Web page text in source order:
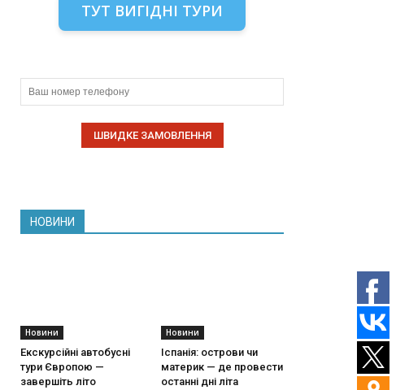
ТУТ ВИГІДНІ ТУРИ
НОВИНИ
Новини
Екскурсійні автобусні
тури Європою —
завершіть літо
Новини
Іспанія: острови чи
материк — де провести
останні дні літа